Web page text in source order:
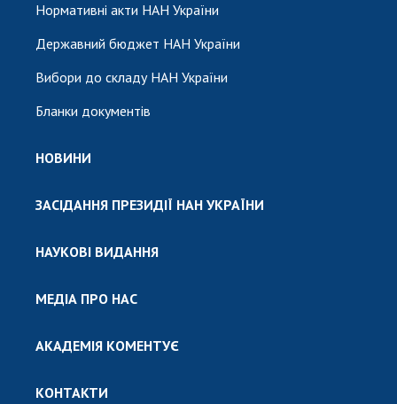
Нормативні акти НАН України
Державний бюджет НАН України
Вибори до складу НАН України
Бланки документів
НОВИНИ
ЗАСІДАННЯ ПРЕЗИДІЇ НАН УКРАЇНИ
НАУКОВІ ВИДАННЯ
МЕДІА ПРО НАС
АКАДЕМІЯ КОМЕНТУЄ
КОНТАКТИ